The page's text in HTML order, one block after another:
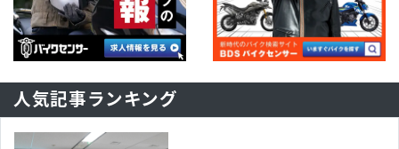
人気記事ランキング